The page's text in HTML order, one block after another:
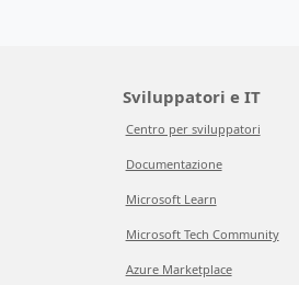
Sviluppatori e IT
Centro per sviluppatori
Documentazione
Microsoft Learn
Microsoft Tech Community
Azure Marketplace